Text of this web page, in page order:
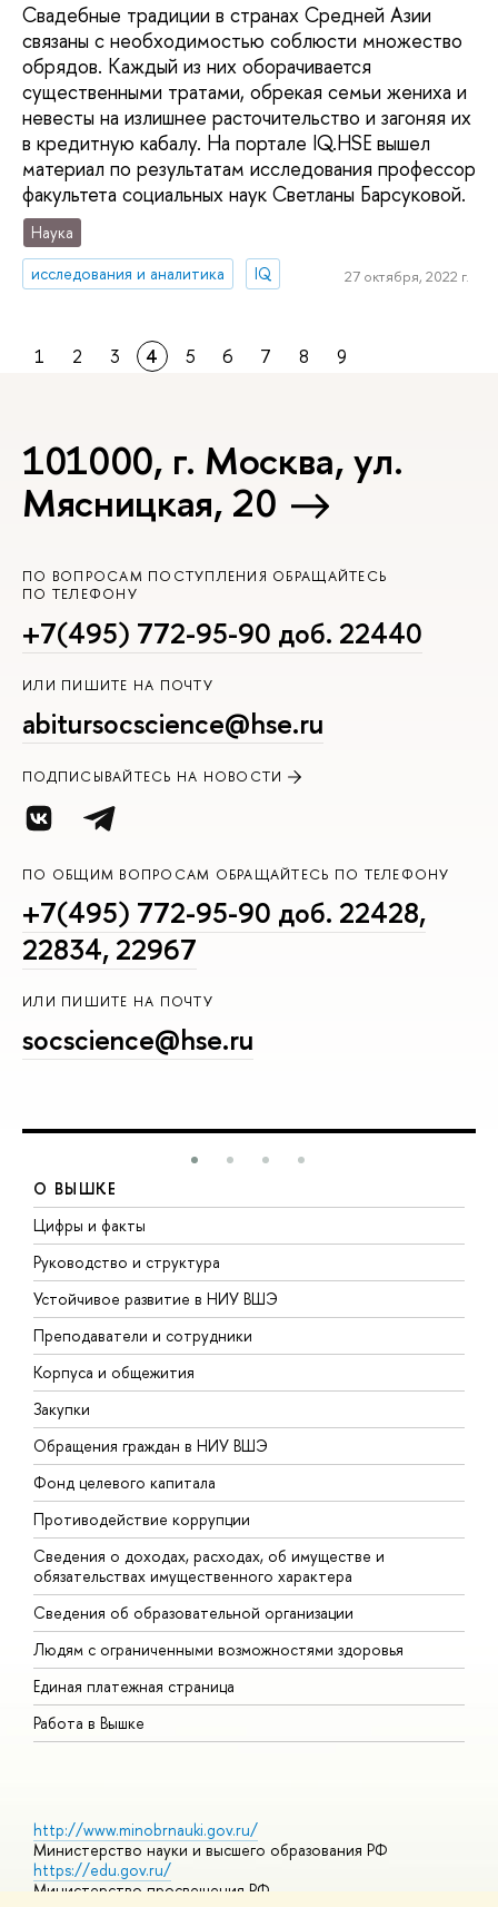
Свадебные традиции в странах Средней Азии
связаны с необходимостью соблюсти множество
обрядов. Каждый из них оборачивается
существенными тратами, обрекая семьи жениха и
невесты на излишнее расточительство и загоняя их
в кредитную кабалу. На портале IQ.HSE вышел
материал по результатам исследования профессор
факультета социальных наук Светланы Барсуковой.
Наука
исследования и аналитика
IQ 27 октября, 2022 г.
1 2 3 4 5 6 7 8 9
101000, г. Москва, ул.
Мясницкая, 20
ПО ВОПРОСАМ ПОСТУПЛЕНИЯ ОБРАЩАЙТЕСЬ
ПО ТЕЛЕФОНУ
+7(495) 772-95-90 доб. 22440
ИЛИ ПИШИТЕ НА ПОЧТУ
abitursocscience@hse.ru
ПОДПИСЫВАЙТЕСЬ НА НОВОСТИ
ПО ОБЩИМ ВОПРОСАМ ОБРАЩАЙТЕСЬ ПО ТЕЛЕФОНУ
+7(495) 772-95-90 доб. 22428,
22834, 22967
ИЛИ ПИШИТЕ НА ПОЧТУ
socscience@hse.ru
О ВЫШКЕ
Цифры и факты
Руководство и структура
Устойчивое развитие в НИУ ВШЭ
Преподаватели и сотрудники
Корпуса и общежития
Закупки
Обращения граждан в НИУ ВШЭ
Фонд целевого капитала
Противодействие коррупции
Сведения о доходах, расходах, об имуществе и
обязательствах имущественного характера
Сведения об образовательной организации
Людям с ограниченными возможностями здоровья
Единая платежная страница
Работа в Вышке
http://www.minobrnauki.gov.ru/
Министерство науки и высшего образования РФ
https://edu.gov.ru/
Министерство просвещения РФ